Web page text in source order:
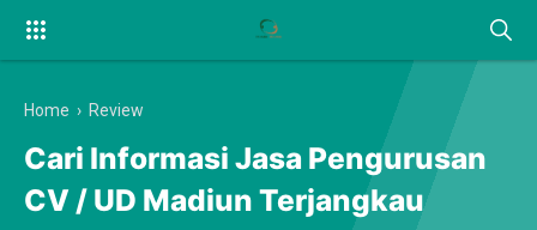
Home › Review
Cari Informasi Jasa Pengurusan
CV / UD Madiun Terjangkau